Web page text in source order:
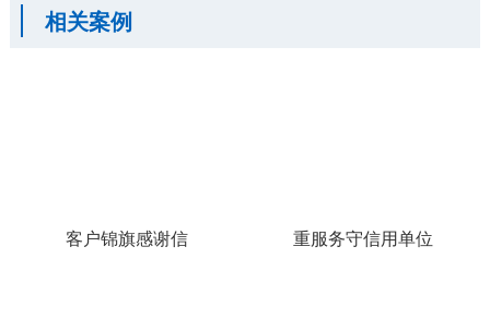
相关案例
客户锦旗感谢信 重服务守信用单位